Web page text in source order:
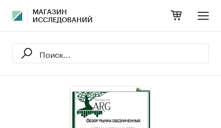
МАГАЗИН
ИССЛЕДОВАНИЙ